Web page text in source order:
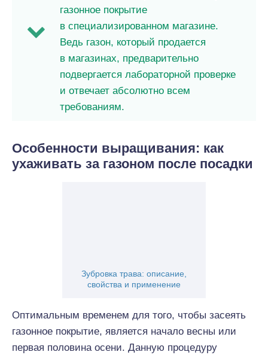
газонное покрытие
в специализированном магазине.
Ведь газон, который продается
в магазинах, предварительно
подвергается лабораторной проверке
и отвечает абсолютно всем
требованиям.
Особенности выращивания: как
ухаживать за газоном после посадки
Зубровка трава: описание,
свойства и применение
Оптимальным временем для того, чтобы засеять
газонное покрытие, является начало весны или
первая половина осени. Данную процедуру